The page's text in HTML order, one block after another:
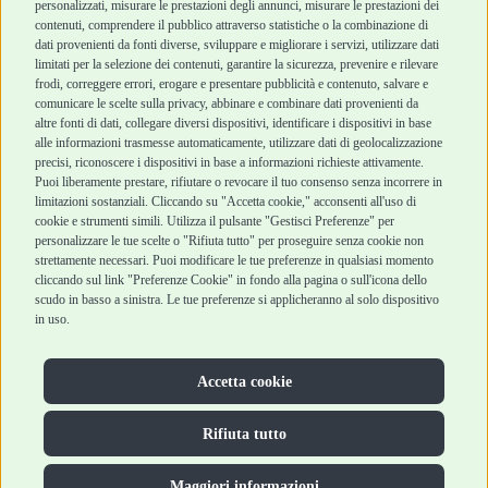
personalizzati, misurare le prestazioni degli annunci, misurare le prestazioni dei
contenuti, comprendere il pubblico attraverso statistiche o la combinazione di
dati provenienti da fonti diverse, sviluppare e migliorare i servizi, utilizzare dati
limitati per la selezione dei contenuti, garantire la sicurezza, prevenire e rilevare
frodi, correggere errori, erogare e presentare pubblicità e contenuto, salvare e
comunicare le scelte sulla privacy, abbinare e combinare dati provenienti da
altre fonti di dati, collegare diversi dispositivi, identificare i dispositivi in base
alle informazioni trasmesse automaticamente, utilizzare dati di geolocalizzazione
precisi, riconoscere i dispositivi in base a informazioni richieste attivamente.
Puoi liberamente prestare, rifiutare o revocare il tuo consenso senza incorrere in
limitazioni sostanziali. Cliccando su "Accetta cookie," acconsenti all'uso di
cookie e strumenti simili. Utilizza il pulsante "Gestisci Preferenze" per
personalizzare le tue scelte o "Rifiuta tutto" per proseguire senza cookie non
strettamente necessari. Puoi modificare le tue preferenze in qualsiasi momento
cliccando sul link "Preferenze Cookie" in fondo alla pagina o sull'icona dello
scudo in basso a sinistra. Le tue preferenze si applicheranno al solo dispositivo
in uso.
Accetta cookie
Rifiuta tutto
Punti vendita
Marchi
Blog
Assistenza Robinson
Pet Shop
Offerte
Promozioni
Recensioni Feedaty
di vendita
Cashback
Metodi di
pagamento
Recesso e Reso
Spedizioni
Robinson Pet Shop S.r.l.
Via V. Giovanni Schiaparelli, 21 – 47122 Forlì (FC)
P.iva 04095130409 | REA: FO 329541
info@robinsonpetshop.it | Tel. 0543 096850
Copyright © 2025 Robinsonpetshop.it s.r.l. – Tutti i diritti
Privacy Policy|Cookie Policy